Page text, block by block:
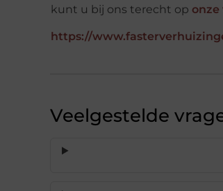
kunt u bij ons terecht op onze
https://
Veelgestelde